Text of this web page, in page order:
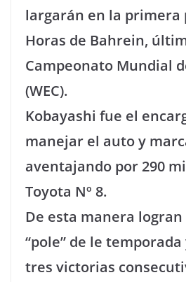
largarán en la primera
Horas de Bahrein,
Campeonato Mundial
(WEC).
Kobayashi fue el
manejar el auto y
aventajando por 290
Toyota Nº 8.
De esta manera
“pole” de le
tres victorias